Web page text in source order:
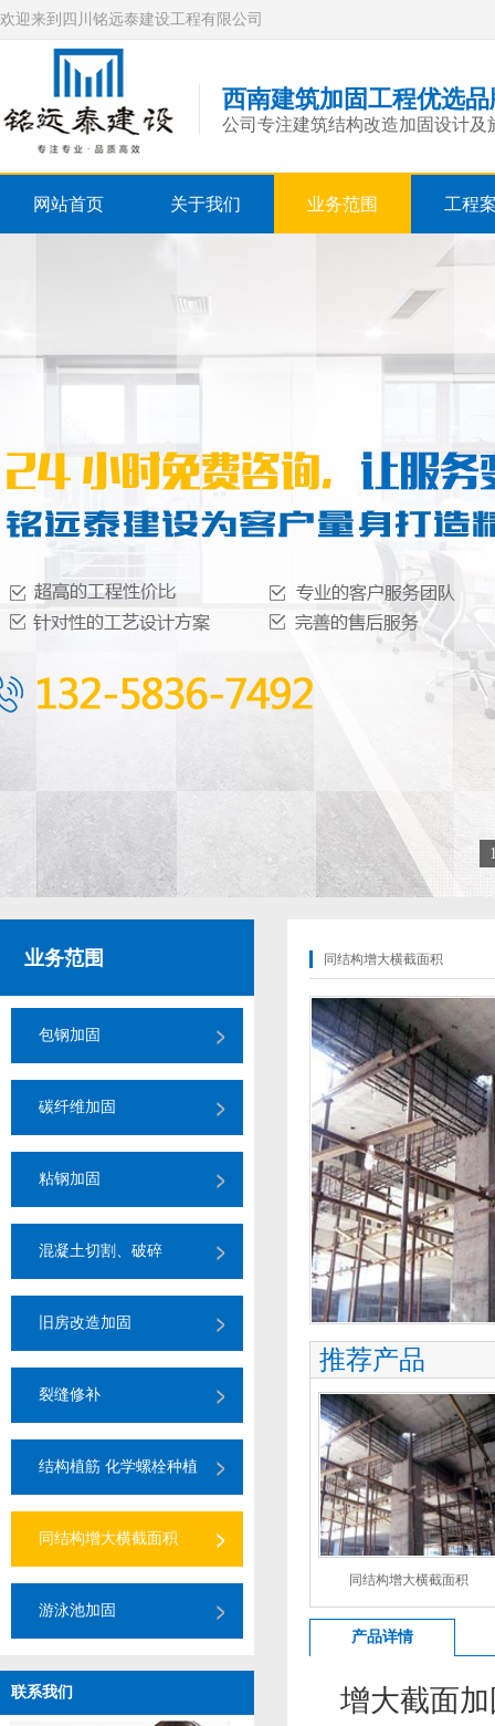
欢迎来到四川铭远泰建设工程有限公司
西南建筑加固工程优选品
公司专注建筑结构改造加固设计及
网站首页 关于我们 业务范围 工程
业务范围
包钢加固
碳纤维加固
粘钢加固
混凝土切割、破碎
旧房改造加固
裂缝修补
结构植筋 化学螺栓种植
同结构增大横截面积
游泳池加固
联系我们
同结构增大横截面积
推荐产品
同结构增大横截面积
产品详情
增大截面